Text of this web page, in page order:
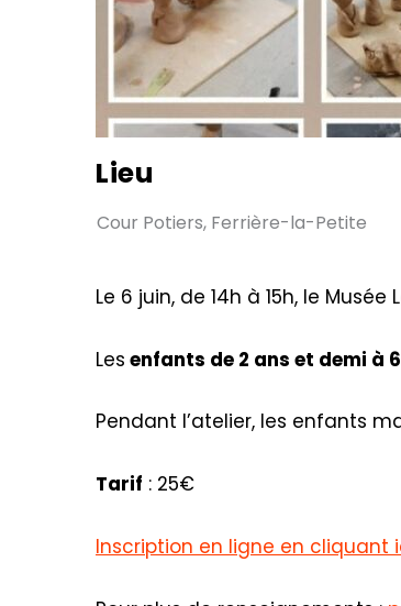
Lieu
Cour Potiers, Ferrière-la-Petite
Le 6 juin, de 14h à 15h, le
Les enfants de 2 ans et demi à
Pendant l’atelier, les enfants
Tarif : 25€
Inscription en ligne en cliquant